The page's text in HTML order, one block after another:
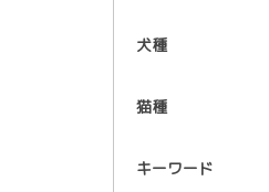
犬種
猫種
キーワード